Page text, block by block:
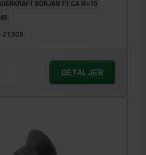
BÖRJAN F1 CA N=15
21308
DETALJER